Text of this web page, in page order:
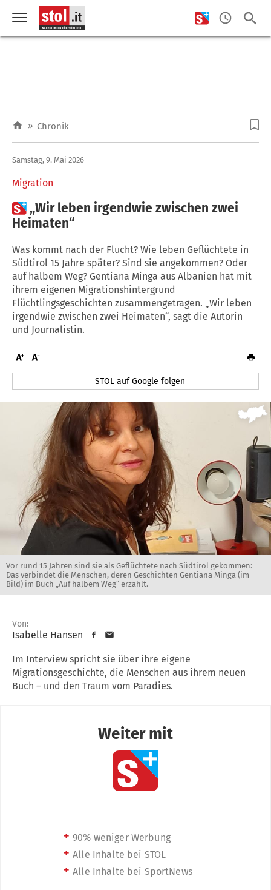
» Chronik
Migration
Samstag, 9. Mai 2026
„Wir leben irgendwie zwischen zwei
Heimaten“
Was kommt nach der Flucht? Wie leben Geflüchtete in
Südtirol 15 Jahre später? Sind sie angekommen? Oder
auf halbem Weg? Gentiana Minga aus Albanien hat mit
ihrem eigenen Migrationshintergrund
Flüchtlingsgeschichten zusammengetragen. „Wir leben
irgendwie zwischen zwei Heimaten“, sagt die Autorin
und Journalistin.
STOL auf Google folgen
Vor rund 15 Jahren sind sie als Geflüchtete nach Südtirol gekommen:
Das verbindet die Menschen, deren Geschichten Gentiana Minga (im
Bild) im Buch „Auf halbem Weg“ erzählt.
Von:
Isabelle Hansen
Im Interview spricht sie über ihre eigene
Migrationsgeschichte, die Menschen aus ihrem neuen
Buch – und den Traum vom Paradies.